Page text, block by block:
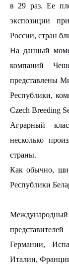
в 29 раз. Ее
экспозиции
России, стран
На данный
компаний
представлены
Республики,
Czech Breeding
Аграрный
несколько
страны.
Как обычно,
Республики
Международный
Германии,
Италии,